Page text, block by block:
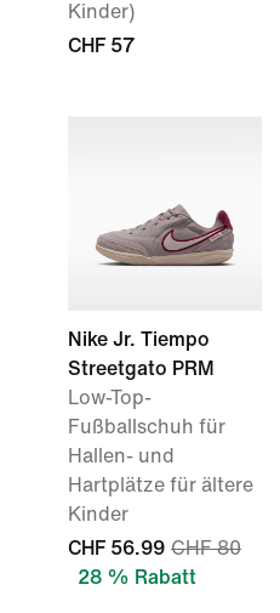
Kinder)
CHF 57
Nike Jr. Tiempo
Streetgato PRM
Low-Top-
Fußballschuh für
Hallen- und
Hartplätze für ältere
Kinder
CHF 56.99 CHF 80
28 % Rabatt